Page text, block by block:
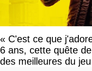
« C'est ce que
6 ans, cette quête
des meilleures du